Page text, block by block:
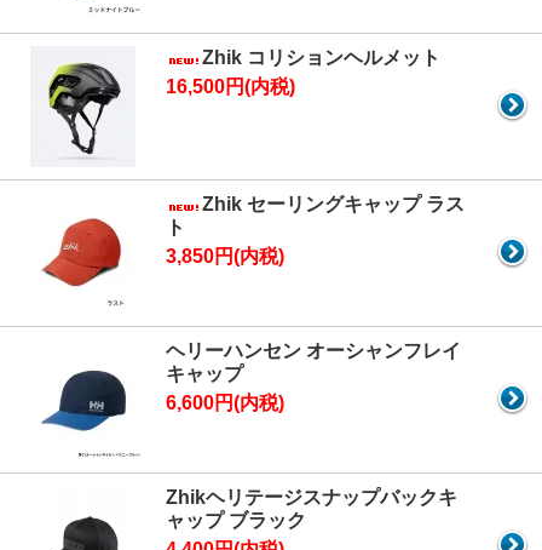
Zhik コリションヘルメット
16,500円(内税)
Zhik セーリングキャップ ラス
ト
3,850円(内税)
ヘリーハンセン オーシャンフレイ
キャップ
6,600円(内税)
Zhikヘリテージスナップバックキ
ャップ ブラック